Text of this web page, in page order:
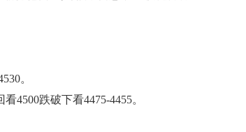
。
4500跌破下看4475-4455。